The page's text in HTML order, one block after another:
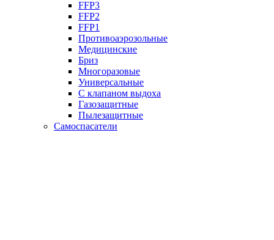
FFP3
FFP2
FFP1
Противоаэрозольные
Медицинские
Бриз
Многоразовые
Универсальные
С клапаном выдоха
Газозащитные
Пылезащитные
Самоспасатели